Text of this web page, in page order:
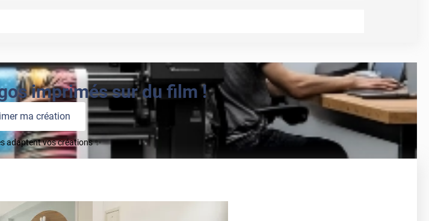
imprimés sur du film !
ma création
adaptent vos créations ✨